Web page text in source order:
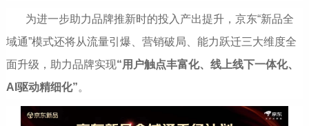
为进一步助力品牌推新时的投入产出提升，京东“新品全
域通”模式还将从流量引爆、营销破局、能力跃迁三大维度全
面升级，助力品牌实现“用户触点丰富化、线上线下一体化、
AI驱动精细化”。